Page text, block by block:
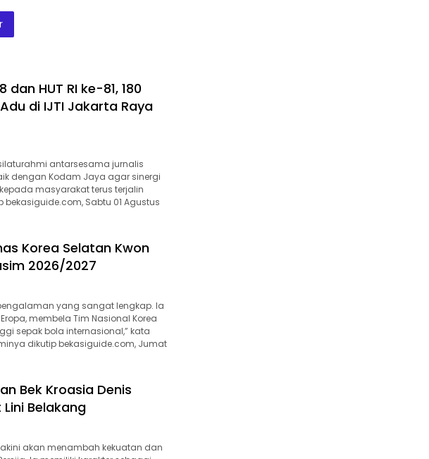
dan HUT RI ke-81, 180
di IJTI Jakarta Raya
antarsesama jurnalis
dengan Kodam Jaya agar sinergi
masyarakat terus terjalin
Sabtu 01 Agustus
Korea Selatan Kwon
2026/2027
yang sangat lengkap. Ia
membela Tim Nasional Korea
sepak bola internasional,” kata
dikutip bekasiguide.com, Jumat
Bek Kroasia Denis
Belakang
akan menambah kekuatan dan